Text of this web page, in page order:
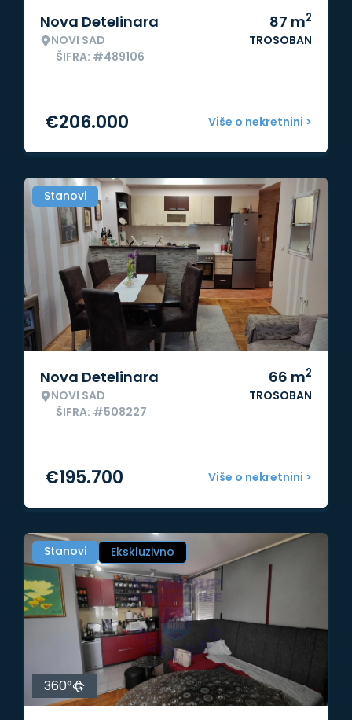
Nova Detelinara
NOVI SAD
ŠIFRA: #489106
87 m2
TROSOBAN
Više o nekretnini >
€206.000
Stanovi
Nova Detelinara
NOVI SAD
ŠIFRA: #508227
66 m2
TROSOBAN
Više o nekretnini >
€195.700
Stanovi Ekskluzivno
360°